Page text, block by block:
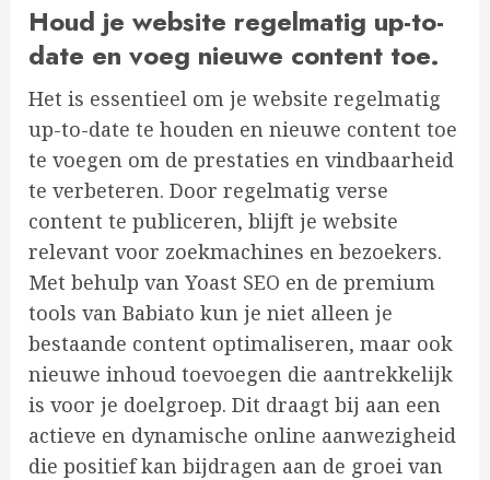
Houd je website regelmatig up-to-
date en voeg nieuwe content toe.
Het is essentieel om je website regelmatig
up-to-date te houden en nieuwe content toe
te voegen om de prestaties en vindbaarheid
te verbeteren. Door regelmatig verse
content te publiceren, blijft je website
relevant voor zoekmachines en bezoekers.
Met behulp van Yoast SEO en de premium
tools van Babiato kun je niet alleen je
bestaande content optimaliseren, maar ook
nieuwe inhoud toevoegen die aantrekkelijk
is voor je doelgroep. Dit draagt bij aan een
actieve en dynamische online aanwezigheid
die positief kan bijdragen aan de groei van